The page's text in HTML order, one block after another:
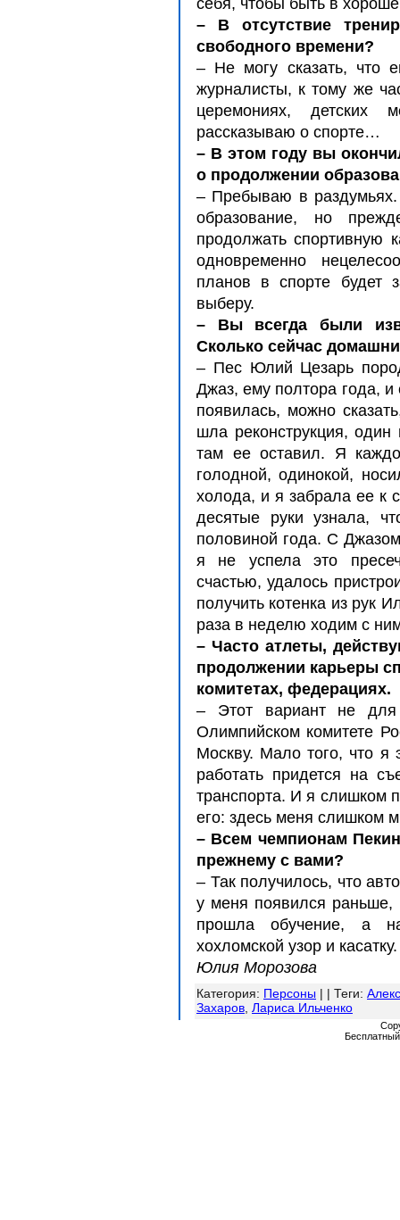
себя, чтобы быть в
– В отсутствие
свободного времени?
– Не могу сказать, что
журналисты, к тому же
церемониях, детских
рассказываю о спорте…
– В этом году вы
о продолжении
– Пребываю в раздумьях.
образование, но
продолжать спортивную
одновременно
планов в спорте будет
выберу.
– Вы всегда были
Сколько сейчас
– Пес Юлий Цезарь
Джаз, ему полтора года,
появилась, можно
шла реконструкция, один
там ее оставил. Я
голодной, одинокой,
холода, и я забрала ее к
десятые руки узнала,
половиной года. С
я не успела это
счастью, удалось
получить котенка из рук
раза в неделю ходим с
– Часто атлеты,
продолжении карьеры
комитетах, федерациях.
– Этот вариант не
Олимпийском комитете
Москву. Мало того, что
работать придется на
транспорта. И я слишком
его: здесь меня слишком
– Всем чемпионам
прежнему с вами?
– Так получилось, что
у меня появился раньше,
прошла обучение, а
хохломской узор и касатку.
Юлия Морозова
Категория: Персоны | | Теги:
Захаров Лариса Ильченко